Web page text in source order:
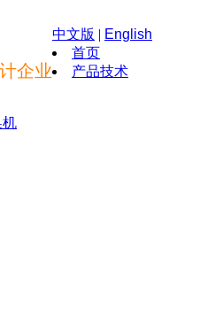
企业
中文版 | English
首页
产品技术
机